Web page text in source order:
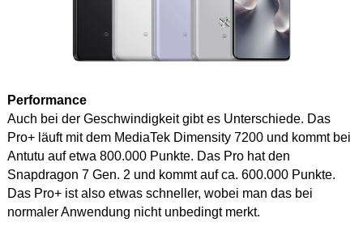
Performance
Auch bei der Geschwindigkeit gibt es Unterschiede. Das
Pro+ läuft mit dem MediaTek Dimensity 7200 und kommt bei
Antutu auf etwa 800.000 Punkte. Das Pro hat den
Snapdragon 7 Gen. 2 und kommt auf ca. 600.000 Punkte.
Das Pro+ ist also etwas schneller, wobei man das bei
normaler Anwendung nicht unbedingt merkt.